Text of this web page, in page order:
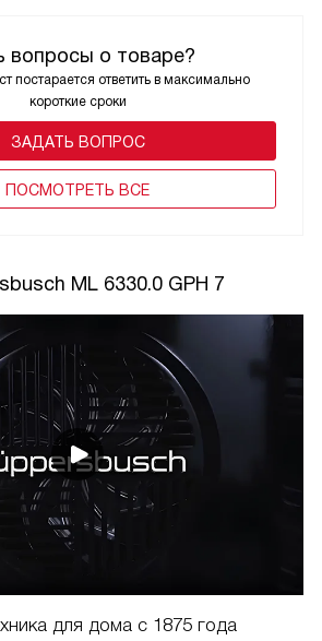
вопросы о товаре?
постарается ответить в максимально
короткие сроки
ЗАДАТЬ ВОПРОС
ПОCМОТРЕТЬ ВСЕ
ML 6330.0 GPH 7
для дома с 1875 года